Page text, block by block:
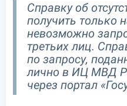
Справку об
получить только
невозможно
третьих лиц.
по запросу,
лично в ИЦ МВД
через портал